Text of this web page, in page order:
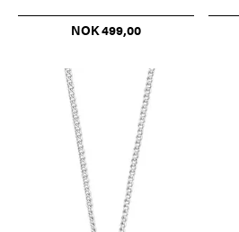
NOK 499,00